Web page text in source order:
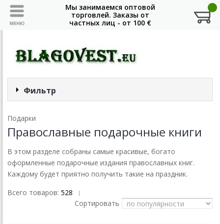
Фильтр
Подарки
Православные подарочные книги
В этом разделе собраны самые красивые, богато
оформленные подарочные издания православных книг.
Каждому будет приятно получить такие на праздник.
Всего товаров: 528 |
Сортировать